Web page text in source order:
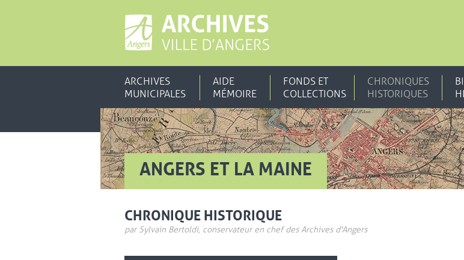
ARCHIVES
MUNICIPALES
AIDE
MÉMOIRE
FONDS ET
COLLECTIONS
CHRONIQUES
HISTORIQUES
ANGERS ET LA MAINE
CHRONIQUE HISTORIQUE
par Sylvain Bertoldi, conservateur en chef des Archives d'Angers